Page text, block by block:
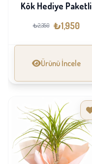
Kök Hediye Paketli
₺2,350 ₺1,950
Ürünü İncele